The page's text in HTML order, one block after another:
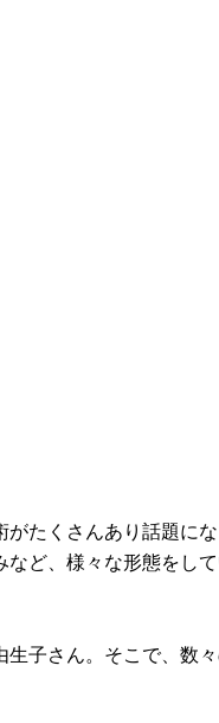
たくさんあり話題にな
ど、様々な形態をし
子さん。そこで、数